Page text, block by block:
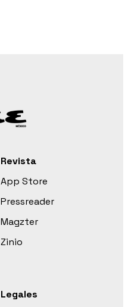
Revista
App Store
Pressreader
Magzter
Zinio
Legales